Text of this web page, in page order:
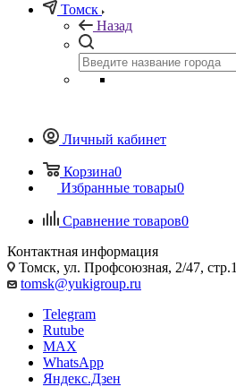
Томск
Назад
Личный кабинет
Корзина0
Избранные товары0
Сравнение товаров0
Контактная информация
Томск, ул. Профсоюзная, 2/47, стр.1
tomsk@yukigroup.ru
Telegram
Rutube
MAX
WhatsApp
Яндекс.Дзен